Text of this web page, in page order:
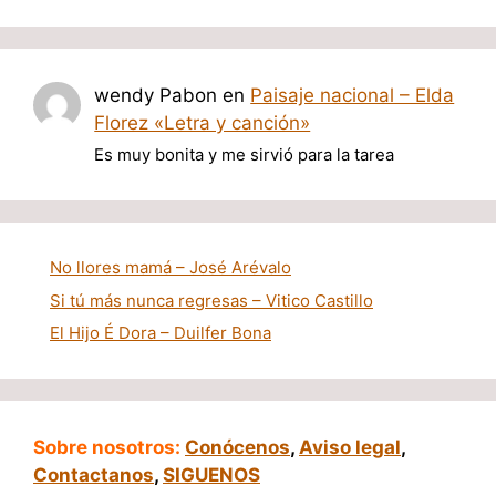
wendy Pabon en Paisaje nacional – Elda
Florez «Letra y canción»
Es muy bonita y me sirvió para la tarea
No llores mamá – José Arévalo
Si tú más nunca regresas – Vitico Castillo
El Hijo É Dora – Duilfer Bona
Sobre nosotros: Conócenos, Aviso legal,
Contactanos, SIGUENOS